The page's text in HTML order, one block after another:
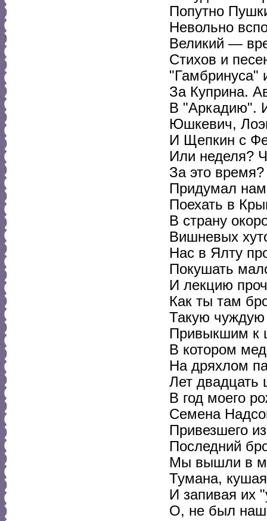
Попутно
Невольно
Великий —
Стихов и
"Гамбринуса"
За Куприна.
В "Аркадию".
Юшкевич,
И Щепкин с
Или неделя?
За это
Придумал
Поехать в
В страну
Вишневых
Нас в Ялту
Покушать
И лекцию
Как ты там
Такую
Привыкшим к
В котором
На дряхлом
Лет двадцать
В год моего
Семена
Привезшего
Последний
Мы вышли в
Тумана,
И запивая их
О, не был